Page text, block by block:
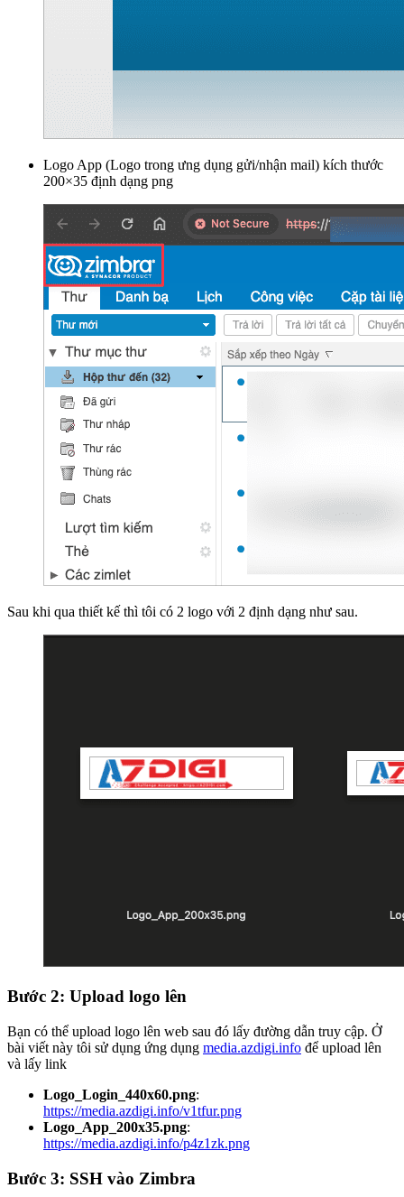
Logo App (Logo trong ưng dụng gửi/nhận mail) kích thước
200×35 định dạng png
Sau khi qua thiết kế thì tôi có 2 logo với 2 định dạng như sau.
Bước 2: Upload logo lên
Bạn có thể upload logo lên web sau đó lấy đường dẫn truy cập. Ở
bài viết này tôi sử dụng ứng dụng media.azdigi.info để upload lên
và lấy link
Logo_Login_440x60.png:
https://media.azdigi.info/v1tfur.png
Logo_App_200x35.png:
https://media.azdigi.info/p4z1zk.png
Bước 3: SSH vào Zimbra